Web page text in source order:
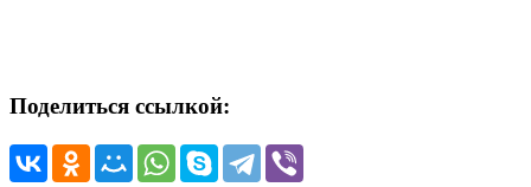
Поделиться ссылкой: